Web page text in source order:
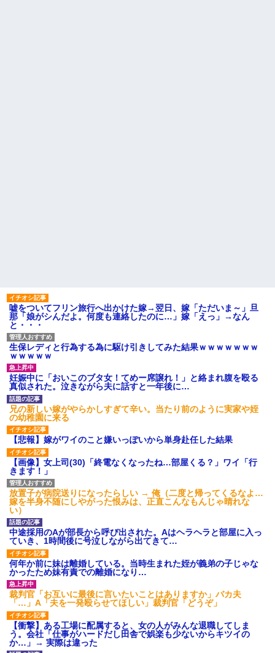
は出てけ！二度と来るな！」結
果・・・
私「初めて飲む味だけどなん
のお茶？」彼「ちっ！」私「」
【GIF】JSのカンチョーワロ
タ
後続車にクラクションを鳴ら
され彼氏が逆切れ。「何クラク
ション鳴らしてんだ！降りてこ
いよ！」と怒鳴りだし...
【衝撃】報酬100万円超の治験
募集がこちらｗｗｗｗｗ(※画像
あり)
【ネット騒然】惨殺されたタ
ワマン頂き女子のこの動画、す
げえええええｗｗｗｗｗｗｗｗ
ｗｗｗ
【愕然】白のクラウン俺氏、
高速道路左車線を制限速度で走
った結果wwwwwwwwwwww
百年の恋12-899 食べた量を
張り合ってくる
【悲報】佐藤輝明・・・２軍
でも盛大にやらかす←あまり悲
しませないでくれ
嘘をついてフリン旅行へ出かけた嫁→翌日、嫁「ただいま～」旦
那「娘がシんだよ。何度も連絡したのに…」嫁「えっ」→なん
と・・・
生保レディと行為する為に駆け引きしてみた結果ｗｗｗｗｗｗｗ
ｗｗｗｗｗ
妊娠中に「おいこのブタ女！てめー席譲れ！」と絡まれ腹を殴る
真似された。泣きながら夫に話すと一年後に…
兄の新しい嫁がやらかしすぎて辛い。当たり前のように実家や姪
の幼稚園に来る
【悲報】嫁がワイのこと嫌いっぽいから単身赴任した結果
【画像】女上司(30)「終電なくなったね…部屋くる？」ワイ「行
きます！」
放置子が病院送りになったらしい → 俺（二度と帰ってくるなよ…
嫁を半身不随にしやがった恨みは、正直こんなもんじゃ晴れな
い）
中途採用のAが部長から呼び出された。Aはヘラヘラと部屋に入っ
ていき、1時間後に号泣しながら出てきて…
何年か前に妹は離婚している。当時生まれた姪が義弟の子じゃな
かったため妹有責での離婚になり…
裁判官「お互いに最後に言いたいことはありますか」バカ夫
「…」A「夫を一発殴らせてほしい」裁判官「どうぞ」
【衝撃】ある工場に配属すると、女の人がみんな退職してしま
う。会社「仕事がハードだし田舎で娯楽も少ないからキツイの
か…」→ 実際は違った